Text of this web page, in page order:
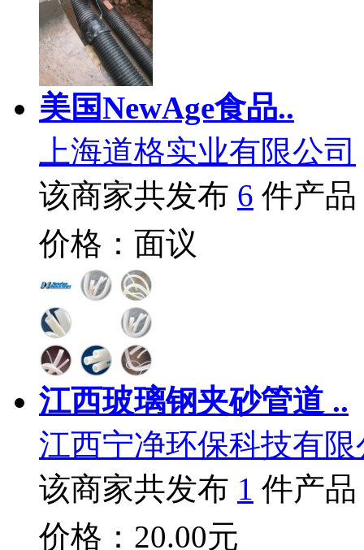
美国NewAge食品..
上海道格实业有限公司
该商家共发布 6 件产品
价格：面议
江西玻璃钢夹砂管道 ..
江西宁净环保科技有限
该商家共发布 1 件产品
价格：20.00元